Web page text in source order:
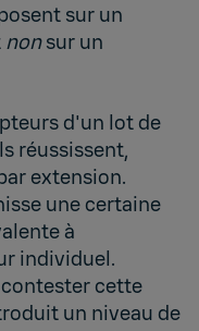
sur un
nonsur un
d'un lot de
réussissent,
extension.
une certaine
à
individuel.
cette
un niveau de